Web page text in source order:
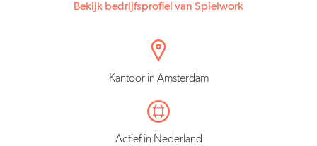
Bekijk bedrijfsprofiel van Spielwork
Kantoor in Amsterdam
Actief in Nederland